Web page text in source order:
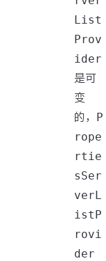
List
Prov
ider
是可
变
的， P
rope
rtie
sSer
verL
istP
rovi
der